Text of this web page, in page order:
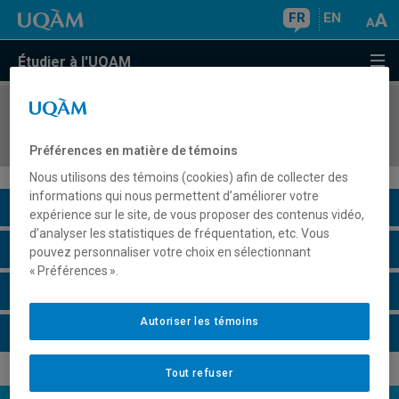
FR EN
Étudier à l'UQAM
COURS//
Description du cours
Horaire - Été 2026
Préférences en matière de témoins
Nous utilisons des témoins (cookies) afin de collecter des
informations qui nous permettent d’améliorer votre
expérience sur le site, de vous proposer des contenus vidéo,
d’analyser les statistiques de fréquentation, etc. Vous
pouvez personnaliser votre choix en sélectionnant
« Préférences ».
Tout refuser
Autoriser les témoins